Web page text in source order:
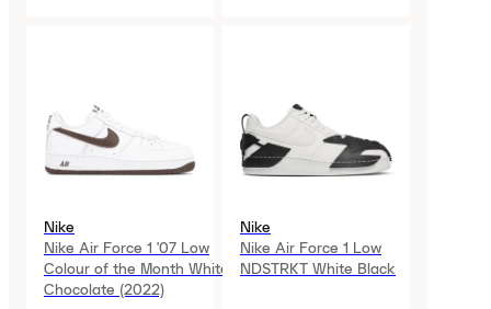
Nike
Nike Air Force 1 '07 Low
Colour of the Month White
Chocolate (2022)
Nike
Nike Air Force 1 Low
NDSTRKT White Black